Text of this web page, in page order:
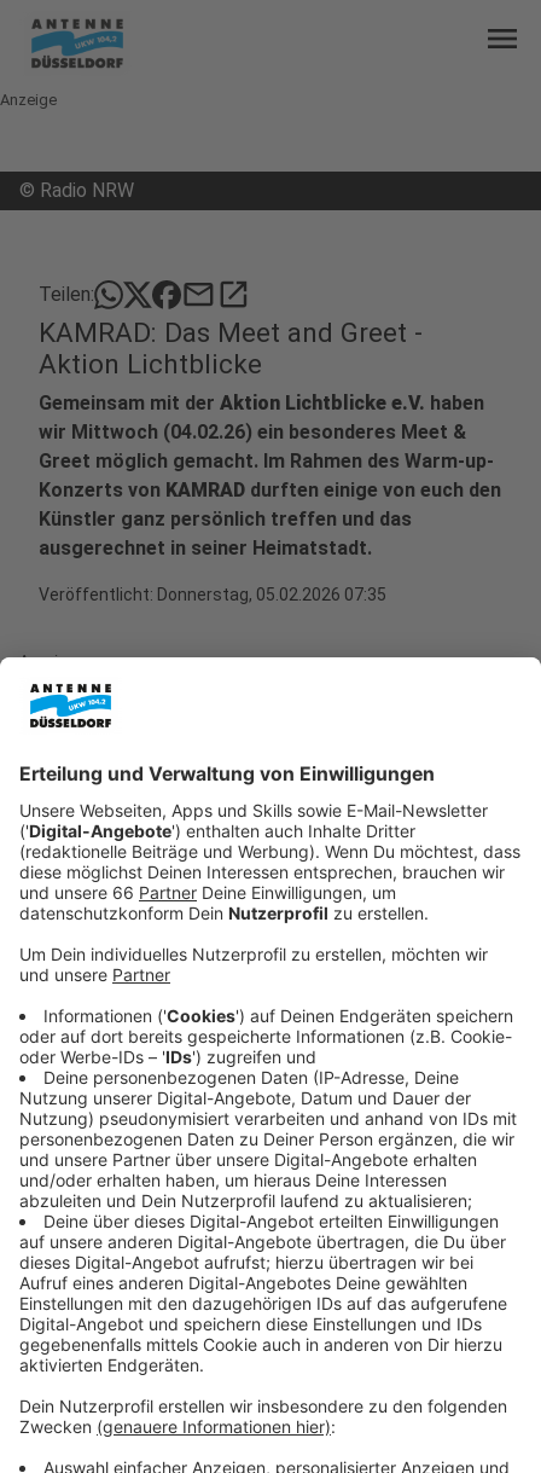
menu
Anzeige
© Radio NRW
Teilen: mailopen_in_new
KAMRAD: Das Meet and Greet -
Aktion Lichtblicke
Gemeinsam mit der Aktion Lichtblicke e.V. haben
wir Mittwoch (04.02.26) ein besonderes Meet &
Greet möglich gemacht. Im Rahmen des Warm-up-
Konzerts von KAMRAD durften einige von euch den
Künstler ganz persönlich treffen und das
ausgerechnet in seiner Heimatstadt.
Veröffentlicht: Donnerstag, 05.02.2026 07:35
Anzeige
Anzeige
Das Meet & Greet fand vor dem Warm-up-Konzert
statt und bot unseren Hörern die Möglichkeit,
Abseits der Bühne blieb Zeit für Gespräche, Fotos und
lange in Erinnerung bleiben wird.
Gerade der Rahmen des Warm-ups machte das
Treffen besonders persönlich und nahbar.
Anzeige
©Radio NRW
Anzeige
KAMRAD ganz nah – zurück in der Heimat
Anzeige